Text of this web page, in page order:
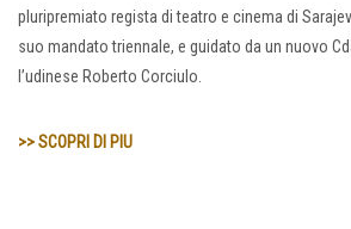
pluripremiato regista di teatro e cinema di
suo mandato triennale, e guidato da un nuovo
l’udinese Roberto Corciulo.
>> SCOPRI DI PIU